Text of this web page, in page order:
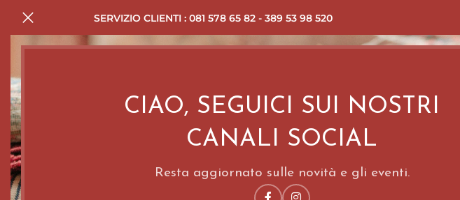
CIAO, SEGUICI SUI NOSTRI
CANALI SOCIAL
Resta aggiornato sulle novità e gli eventi.
SERVIZIO CLIENTI : 081 578 65 82 - 389 53 98 520
TAPPETI PERSIANI